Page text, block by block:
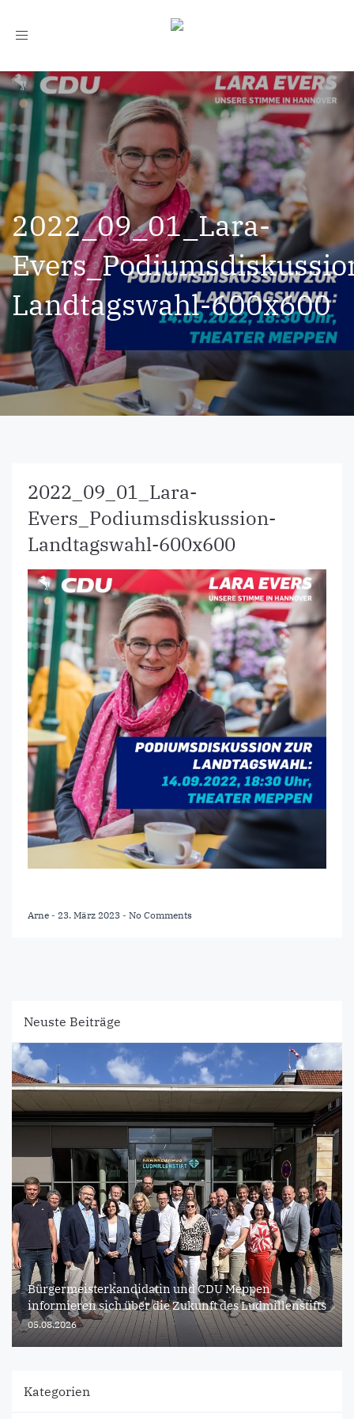
Toggle
2022_09_01_Lara-
Landtagswahl-600x600
2022_09_01_Lara-
Evers_Podiumsdiskussion-
Landtagswahl-600x600
Arne - 23. März 2023 - No Comments
Neuste Beiträge
Bürgermeisterkandidatin und CDU Meppen
informieren sich über die Zukunft des Ludmillenstifts
05.08.2026
Kategorien